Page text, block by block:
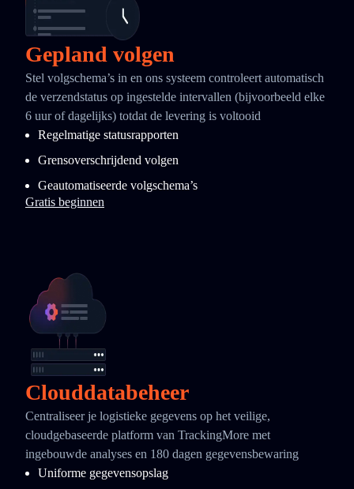
Gepland volgen
Stel volgschema’s in en ons systeem controleert automatisch
de verzendstatus op ingestelde intervallen (bijvoorbeeld elke
6 uur of dagelijks) totdat de levering is voltooid
Regelmatige statusrapporten
Grensoverschrijdend volgen
Geautomatiseerde volgschema’s
Gratis beginnen
Clouddatabeheer
Centraliseer je logistieke gegevens op het veilige,
cloudgebaseerde platform van TrackingMore met
ingebouwde analyses en 180 dagen gegevensbewaring
Uniforme gegevensopslag